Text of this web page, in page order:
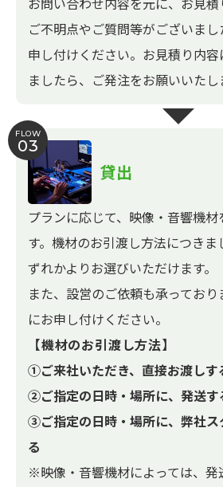
ご不明点やご質問等がございま
申し付けください。お見積り内
ましたら、ご発注をお願いいたし
FLOW
03
貸出
プランに応じて、映像・音響機
す。機材のお引渡し方法につき
ずれかよりお選びいただけます。
また、設営のご依頼も承ってお
にお申し付けください。
【機材のお引渡し方法】
①ご来社いただき、直接お渡しす
②ご指定の日時・場所に、発送す
③ご指定の日時・場所に、弊社ス
る
※映像・音響機材によっては、発